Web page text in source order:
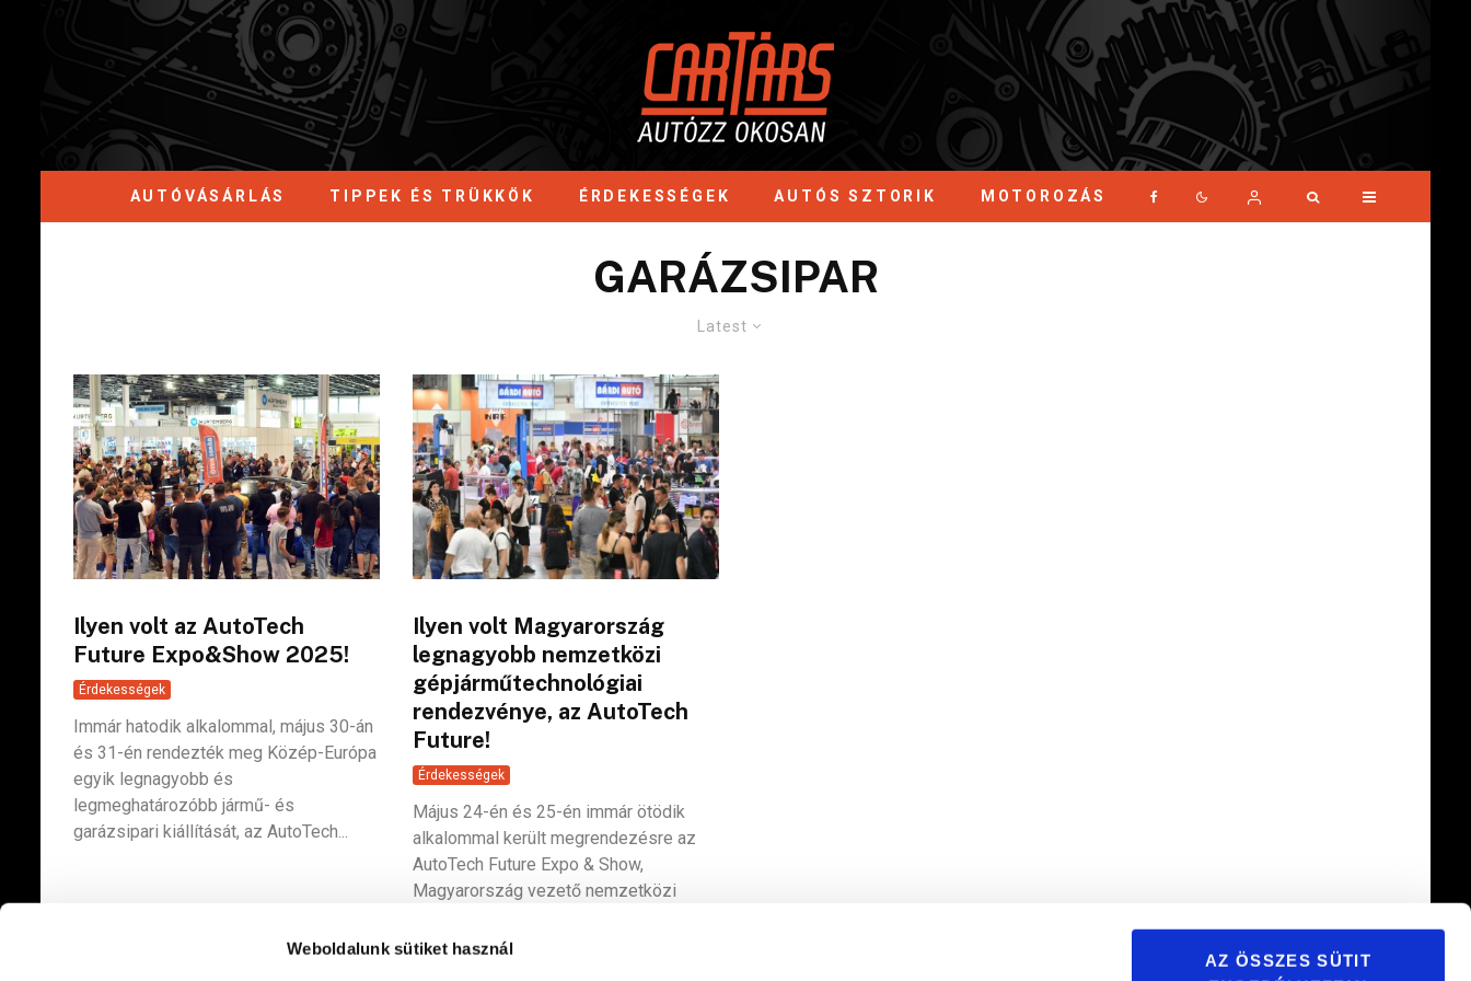
Weboldalunk sütiket használ
AZ ÖSSZES SÜTIT
AUTÓVÁSÁRLÁS TIPPEK ÉS TRÜKKÖK ÉRDEKESSÉGEK AUTÓS SZTORIK MOTOROZÁS
GARÁZSIPAR
Latest
Ilyen volt az AutoTech
Future Expo&Show 2025!
Érdekességek
Immár hatodik alkalommal, május 30-án
és 31-én rendezték meg Közép-Európa
egyik legnagyobb és
legmeghatározóbb jármű- és
garázsipari kiállítását, az AutoTech...
Ilyen volt Magyarország
legnagyobb nemzetközi
gépjárműtechnológiai
rendezvénye, az AutoTech
Future!
Érdekességek
Május 24-én és 25-én immár ötödik
alkalommal került megrendezésre az
AutoTech Future Expo & Show,
Magyarország vezető nemzetközi